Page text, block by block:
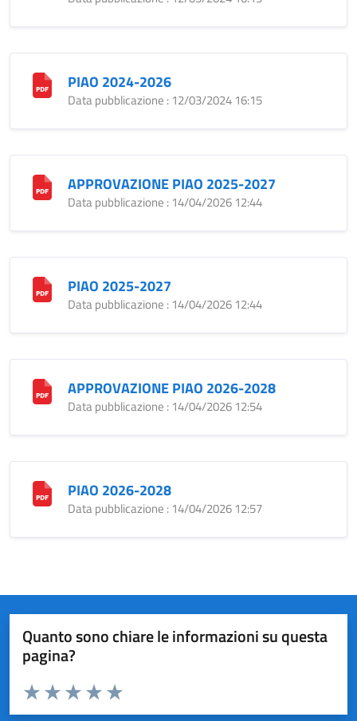
PIAO 2024-2026
Data pubblicazione : 12/03/2024 16:15
APPROVAZIONE PIAO 2025-2027
Data pubblicazione : 14/04/2026 12:44
PIAO 2025-2027
Data pubblicazione : 14/04/2026 12:44
APPROVAZIONE PIAO 2026-2028
Data pubblicazione : 14/04/2026 12:54
PIAO 2026-2028
Data pubblicazione : 14/04/2026 12:57
Quanto sono chiare le informazioni su questa
pagina?
Valuta da 1 a 5 stelle la pagina
Valuta 5 stelle su 5
Valuta 4 stelle su 5
Valuta 3 stelle su 5
Valuta 2 stelle su 5
Valuta 1 stelle su 5